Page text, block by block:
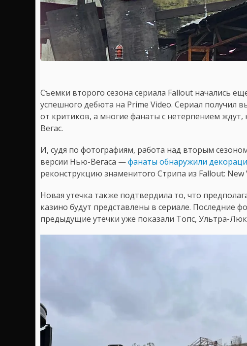
Съемки второго сезона сериала Fallout начались
успешного дебюта на Prime Video. Сериал получил
от критиков, а многие фанаты с нетерпением ждут,
Вегас.
И, судя по фотографиям, работа над вторым
версии Нью-Вегаса —фанаты обнаружили
реконструкцию знаменитого Стрипа из Fallout: New
Новая утечка также подтвердила то, что
казино будут представлены в сериале. Последние
предыдущие утечки уже показали Топс, Ультра-